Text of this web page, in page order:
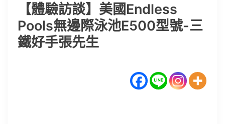
【體驗訪談】美國Endless
Pools無邊際泳池E500型號-三
鐵好手張先生